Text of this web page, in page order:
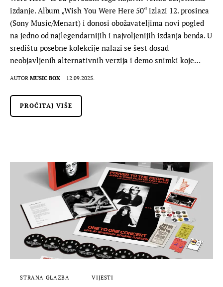
izdanje. Album „Wish You Were Here 50“ izlazi 12. prosinca
(Sony Music/Menart) i donosi obožavateljima novi pogled
na jedno od najlegendarnijih i najvoljenijih izdanja benda. U
središtu posebne kolekcije nalazi se šest dosad
neobjavljenih alternativnih verzija i demo snimki koje…
AUTOR MUSIC BOX 12.09.2025.
PROČITAJ VIŠE
STRANA GLAZBA VIJESTI